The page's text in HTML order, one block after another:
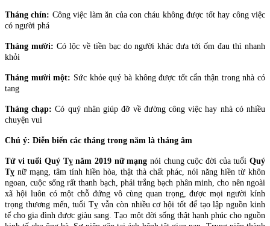
Tháng chín: Công việc làm ăn của con cháu không được tốt hay công việc
có người phá
Tháng mười: Có lộc về tiền bạc do người khác đưa tới ốm đau thì nhanh
khỏi
Tháng mười một: Sức khỏe quý bà không được tốt cẩn thận trong nhà có
tang
Tháng chạp:Có quý nhân giúp đỡ về đường công việc hay nhà có nhiều
chuyện vui
Chú ý: Diễn biến các tháng trong năm là tháng âm
Tử vi tuổi Quý Tỵ năm 2019 nữ mạng nói chung cuộc đời của tuổiQuý
Tỵ nữ mạng, tâm tính hiền hòa, thật thà chất phác, nói năng hiền từ khôn
ngoan, cuộc sống rất thanh bạch, phải trắng bạch phân minh, cho nên ngoài
xã hội luôn có một chỗ đứng vô cùng quan trọng, được mọi người kính
trọng thương mến, tuổi Tỵ vẫn còn nhiều cơ hội tốt để tạo lập nguồn kinh
tế cho gia đình được giàu sang. Tạo một đời sống thật hạnh phúc cho nguồn